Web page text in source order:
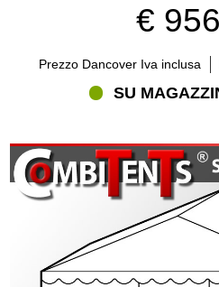
€
Prezzo Dancover Iva inclusa
SU